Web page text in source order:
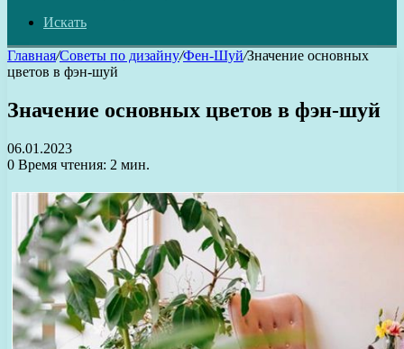
Искать
Главная/Советы по дизайну/Фен-Шуй/Значение основных
цветов в фэн-шуй
Значение основных цветов в фэн-шуй
06.01.2023
0 Время чтения: 2 мин.